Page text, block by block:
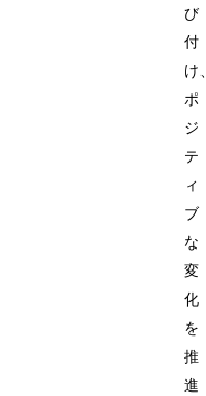
び
付
け
ポ
ジ
テ
ィ
ブ
な
変
化
を
推
進